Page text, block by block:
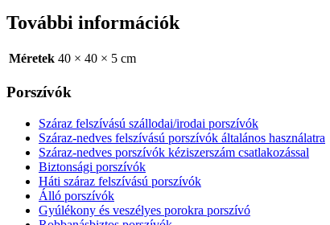
További információk
Méretek 40 × 40 × 5 cm
Porszívók
Száraz felszívású szállodai/irodai porszívók
Száraz-nedves felszívású porszívók általános használatra
Száraz-nedves porszívók kéziszerszám csatlakozással
Biztonsági porszívók
Háti száraz felszívású porszívók
Álló porszívók
Gyúlékony és veszélyes porokra porszívó